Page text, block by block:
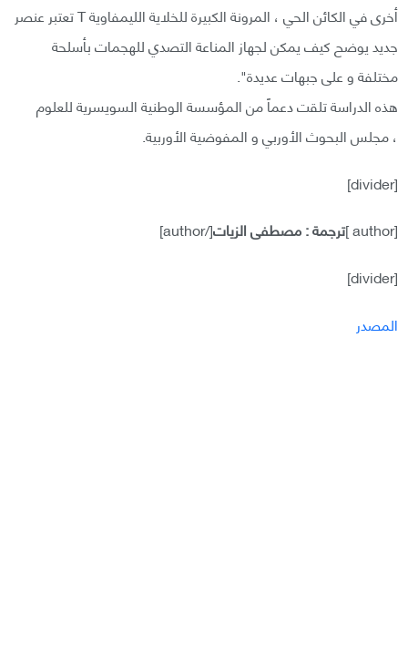
أخرى في الكائن الحي ، المرونة الكبيرة للخلاية الليمفاوية T تعتبر عنصر
جديد يوضح كيف يمكن لجهاز المناعة التصدي للهجمات بأسلحة
مختلفة و على جبهات عديدة".
هذه الدراسة تلقت دعماً من المؤسسة الوطنية السويسرية للعلوم
، مجلس البحوث الأوربي و المفوضية الأوربية.
[divider]
[author ]
ترجمة : مصطفى الزيات[/author]
[divider]
المصدر